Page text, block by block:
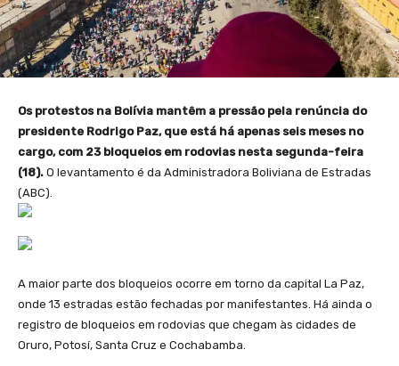
Os protestos na Bolívia mantêm a pressão pela renúncia do
presidente Rodrigo Paz, que está há apenas seis meses no
cargo, com 23 bloqueios em rodovias nesta segunda-feira
(18). O levantamento é da Administradora Boliviana de Estradas
(ABC).
A maior parte dos bloqueios ocorre em torno da capital La Paz,
onde 13 estradas estão fechadas por manifestantes. Há ainda o
registro de bloqueios em rodovias que chegam às cidades de
Oruro, Potosí, Santa Cruz e Cochabamba.